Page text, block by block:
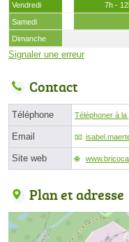
Vendredi
7h -
Samedi
Dimanche
Signaler une erreur
Contact
Téléphone Téléphoner à la
Email
Site web
Plan et adresse